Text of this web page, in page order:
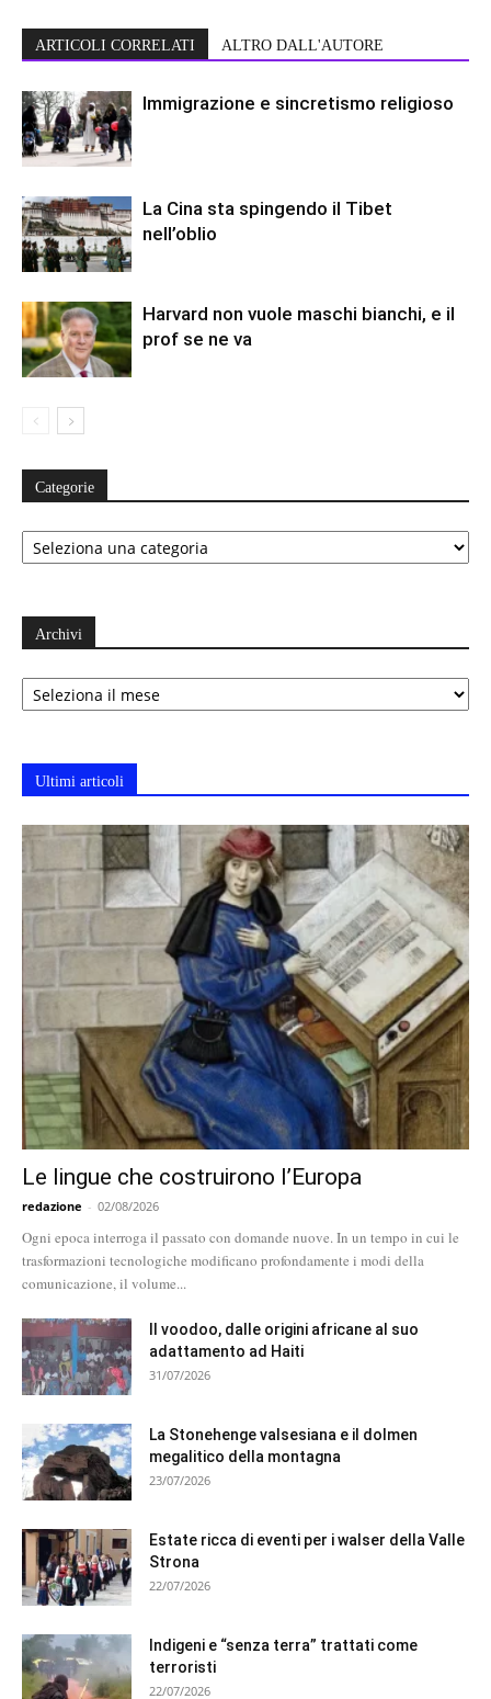
ARTICOLI CORRELATI ALTRO DALL'AUTORE
Immigrazione e sincretismo religioso
La Cina sta spingendo il Tibet
nell’oblio
Harvard non vuole maschi bianchi, e il
prof se ne va
Categorie
Categorie
Archivi
Archivi
Ultimi articoli
Le lingue che costruirono l’Europa
redazione - 02/08/2026
Ogni epoca interroga il passato con domande nuove. In un tempo in cui le
trasformazioni tecnologiche modificano profondamente i modi della
comunicazione, il volume...
Il voodoo, dalle origini africane al suo
adattamento ad Haiti
31/07/2026
La Stonehenge valsesiana e il dolmen
megalitico della montagna
23/07/2026
Estate ricca di eventi per i walser della Valle
Strona
22/07/2026
Indigeni e “senza terra” trattati come
terroristi
22/07/2026